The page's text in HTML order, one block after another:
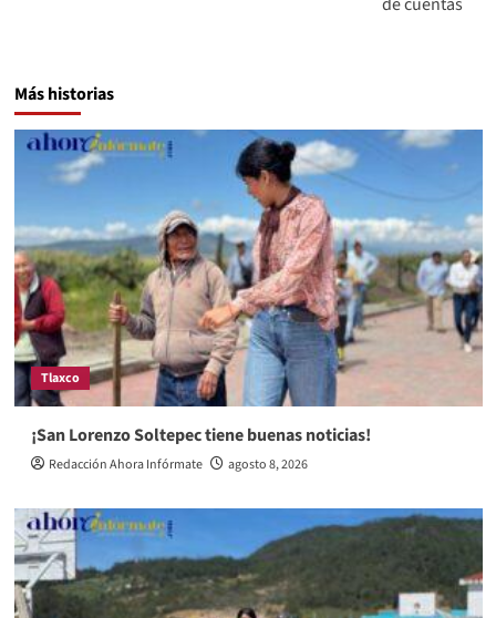
Más historias
Tlaxco
¡San Lorenzo Soltepec tiene buenas noticias!
Redacción Ahora Infórmate agosto 8, 2026